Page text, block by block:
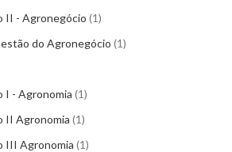
II - Agronegócio 1
do Agronegócio 1
I - Agronomia 1
II Agronomia 1
III Agronomia 1